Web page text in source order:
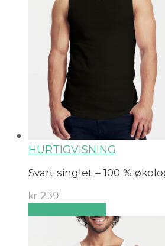
HURTIGVISNING
Svart singlet – 100 %
kr 239